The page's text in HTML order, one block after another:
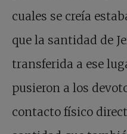
cuales se creía
que la santidad de
transferida a ese
pusieron a los
contacto físico